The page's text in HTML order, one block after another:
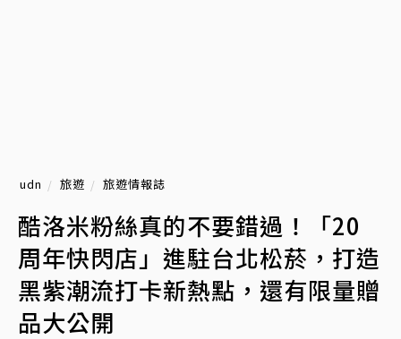
udn 旅遊 旅遊情報誌
酷洛米粉絲真的不要錯過！「20
周年快閃店」進駐台北松菸，打造
黑紫潮流打卡新熱點，還有限量贈
品大公開